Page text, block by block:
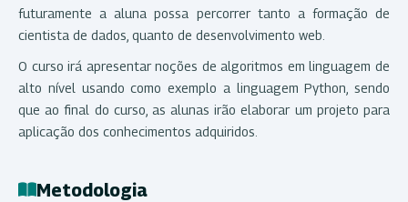
futuramente a aluna possa percorrer tanto a formação de
cientista de dados, quanto de desenvolvimento web.
O curso irá apresentar noções de algoritmos em linguagem de
alto nível usando como exemplo a linguagem Python, sendo
que ao final do curso, as alunas irão elaborar um projeto para
aplicação dos conhecimentos adquiridos.
Metodologia